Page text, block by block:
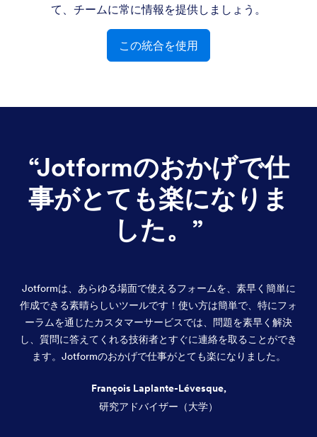
て、チームに常に情報を提供しましょう。
この統合を使用
“Jotformのおかげで仕
事がとても楽になりま
した。 ”
Jotformは、あらゆる場面で使えるフォームを、素早く簡単に
作成できる素晴らしいツールです！使い方は簡単で、特にフォ
ーラムを通じたカスタマーサービスでは、問題を素早く解決
し、質問に答えてくれる技術者とすぐに連絡を取ることができ
ます。Jotformのおかげで仕事がとても楽になりました。
François Laplante-Lévesque,
研究アドバイザー（大学）